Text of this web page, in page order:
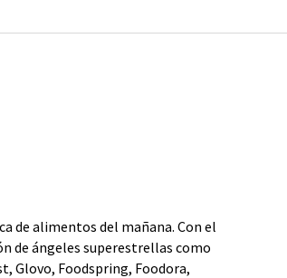
de alimentos del mañana. Con el
de ángeles superestrellas como
Glovo, Foodspring, Foodora,